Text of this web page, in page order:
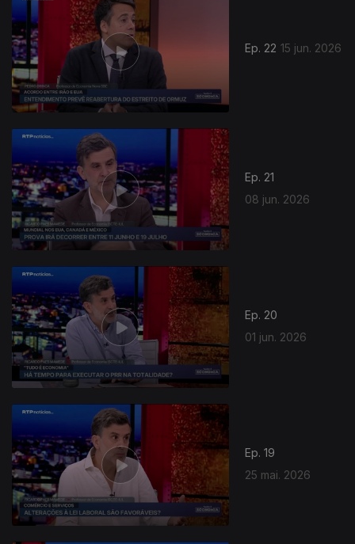
Ep. 22 15 jun. 2026
Ep. 21
08 jun. 2026
Ep. 20
01 jun. 2026
Ep. 19
25 mai. 2026